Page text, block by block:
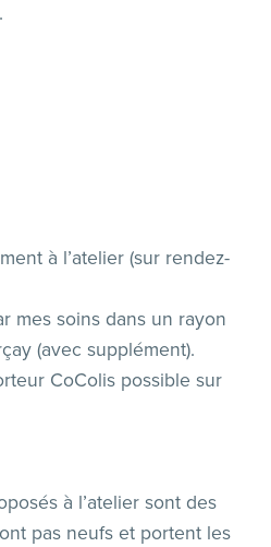
à l’atelier (sur rendez-
mes soins dans un rayon
(avec supplément).
CoColis possible sur
à l’atelier sont des
pas neufs et portent les